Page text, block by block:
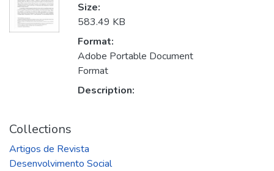
Size:
583.49 KB
Format:
Adobe Portable Document
Format
Description:
Collections
Artigos de Revista
Desenvolvimento Social